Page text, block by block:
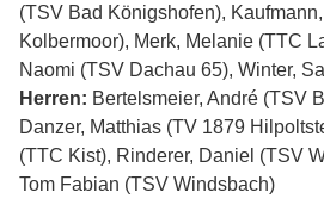
(TSV Bad Königshofen),
Kolbermoor), Merk, Melanie (TTC
Naomi (TSV Dachau 65), Winter,
Herren: Bertelsmeier, André (TSV
Danzer, Matthias (TV 1879
(TTC Kist), Rinderer, Daniel (TSV
Tom Fabian (TSV Windsbach)